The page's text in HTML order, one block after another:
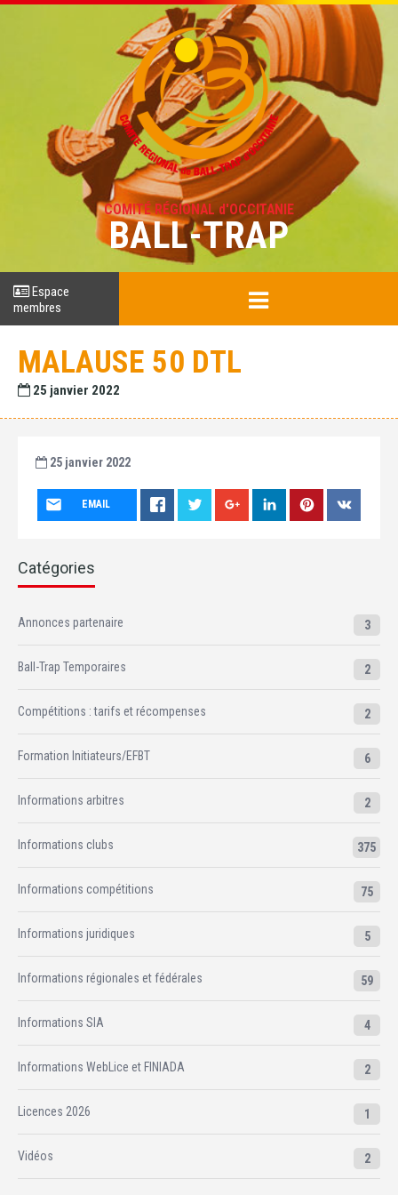
COMITÉ RÉGIONAL d'OCCITANIE
BALL-TRAP
Espace
membres
MALAUSE 50 DTL
25 janvier 2022
25 janvier 2022
EMAIL
Catégories
Annonces partenaire 3
Ball-Trap Temporaires 2
Compétitions : tarifs et récompenses 2
Formation Initiateurs/EFBT 6
Informations arbitres 2
Informations clubs 375
Informations compétitions 75
Informations juridiques 5
Informations régionales et fédérales 59
Informations SIA 4
Informations WebLice et FINIADA 2
Licences 2026 1
Vidéos 2